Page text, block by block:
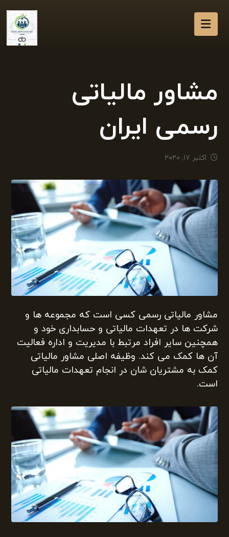
مشاور مالیاتی
رسمی ایران
اکتبر ۱۷, ۲۰۲۰
مشاور مالیاتی رسمی کسی است که مجموعه ها و
شرکت ها در تعهدات مالیاتی و حسابداری خود و
همچنین سایر افراد مرتبط با مدیریت و اداره فعالیت
آن ها کمک می کند. وظیفه اصلی مشاور مالیاتی
کمک به مشتریان شان در انجام تعهدات مالیاتی
است.